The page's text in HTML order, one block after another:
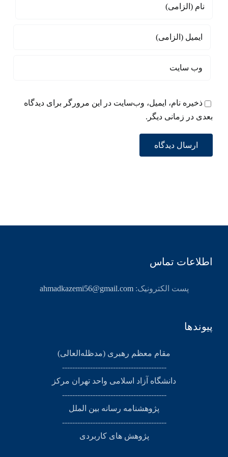
ذخیره نام، ایمیل، وب‌سایت در این مرورگر برای دیدگاه
بعدی در زمانی دیگر.
اطلاعات تماس
پست الکترونیک:ahmadkazemi56@gmail.com
پیوندها
مقام معظم رهبری (مد‌ظله‌العالی)
-----------------------------------------
دانشگاه آزاد اسلامی واحد تهران مرکز
-----------------------------------------
پژوهشنامه رسانه بین الملل
-----------------------------------------
پژوهش های کاربردی